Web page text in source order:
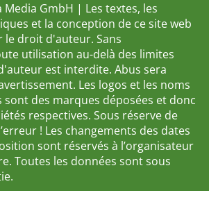
Media GmbH | Les textes, les
et la conception de ce site web
le droit d'auteur. Sans
utilisation au-delà des limites
est interdite. Abus sera
Les logos et les noms
sont des marques déposées et donc
respectives. Sous réserve de
! Les changements des dates
sont réservés à l’organisateur
Toutes les données sont sous